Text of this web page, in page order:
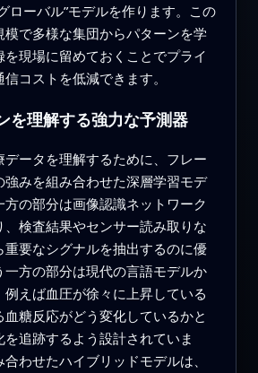
ローバル”モデルを作ります。この
で多様な集団からパターンを学
現場に留めておくことでプライ
コストを低減できます。
を理解する強力な予測器
ータを理解するために、フレー
強みを組み合わせた深層学習モデ
の部分は画像認識ネットワーク
、検査結果やセンサー読み取りな
重要なシグナルを抽出するのに優
方の部分は現代の言語モデルか
例えば血圧が徐々に上昇している
糖反応がどう変化しているかと
追跡するよう設計されていま
わせたハイブリッドモデルは、